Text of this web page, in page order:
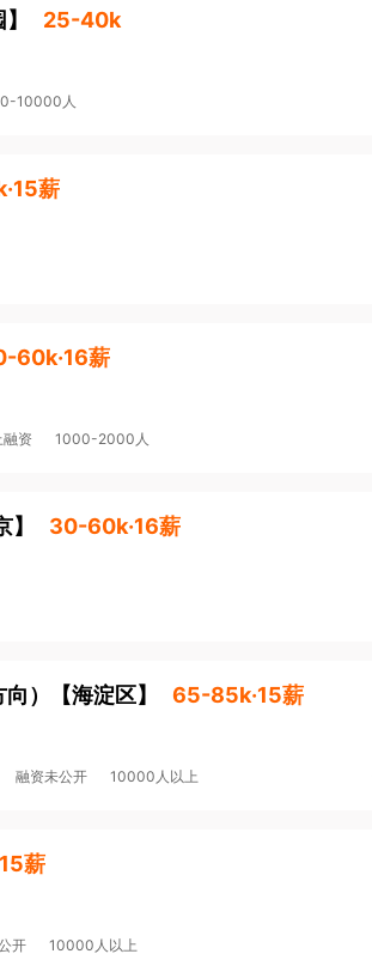
】 25-40k
10000人
薪
60k·16薪
融资 1000-2000人
】 30-60k·16薪
） 【海淀区】 65-85k·15薪
融资未公开 10000人以上
薪
开 10000人以上